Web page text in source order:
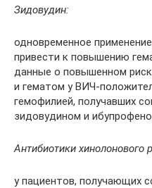
Зидовудин:
одновременное
привести к повышению
данные о повышенном
и гематом у ВИЧ-
гемофилией, получавших
зидовудином и
Антибиотики хинолонового
у пациентов, получающих